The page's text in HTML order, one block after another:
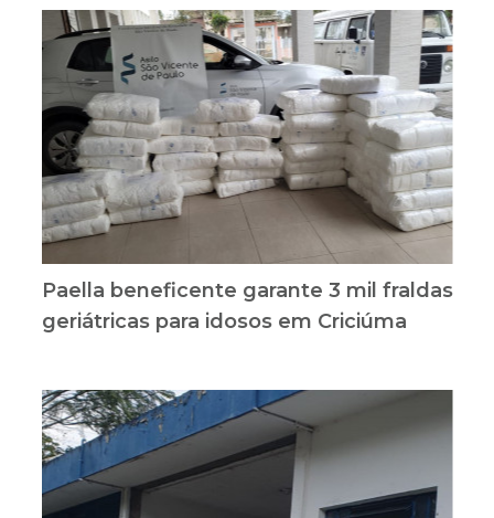
Paella beneficente garante 3 mil fraldas
geriátricas para idosos em Criciúma